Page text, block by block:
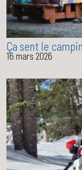
Ça sent le
16 mars 2026